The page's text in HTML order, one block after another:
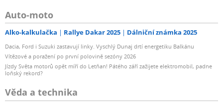
Auto-moto
Alko-kalkulačka Rallye Dakar 2025 Dálniční známka 2025
Dacia, Ford i Suzuki zastavují linky. Vyschlý Dunaj drtí energetiku Balkánu
Vítězové a poražení po první polovině sezóny 2026
Jízdy Světa motorů opět míří do Letňan! Pátého září zažijete elektromobil, padne
loňský rekord?
Věda a technika